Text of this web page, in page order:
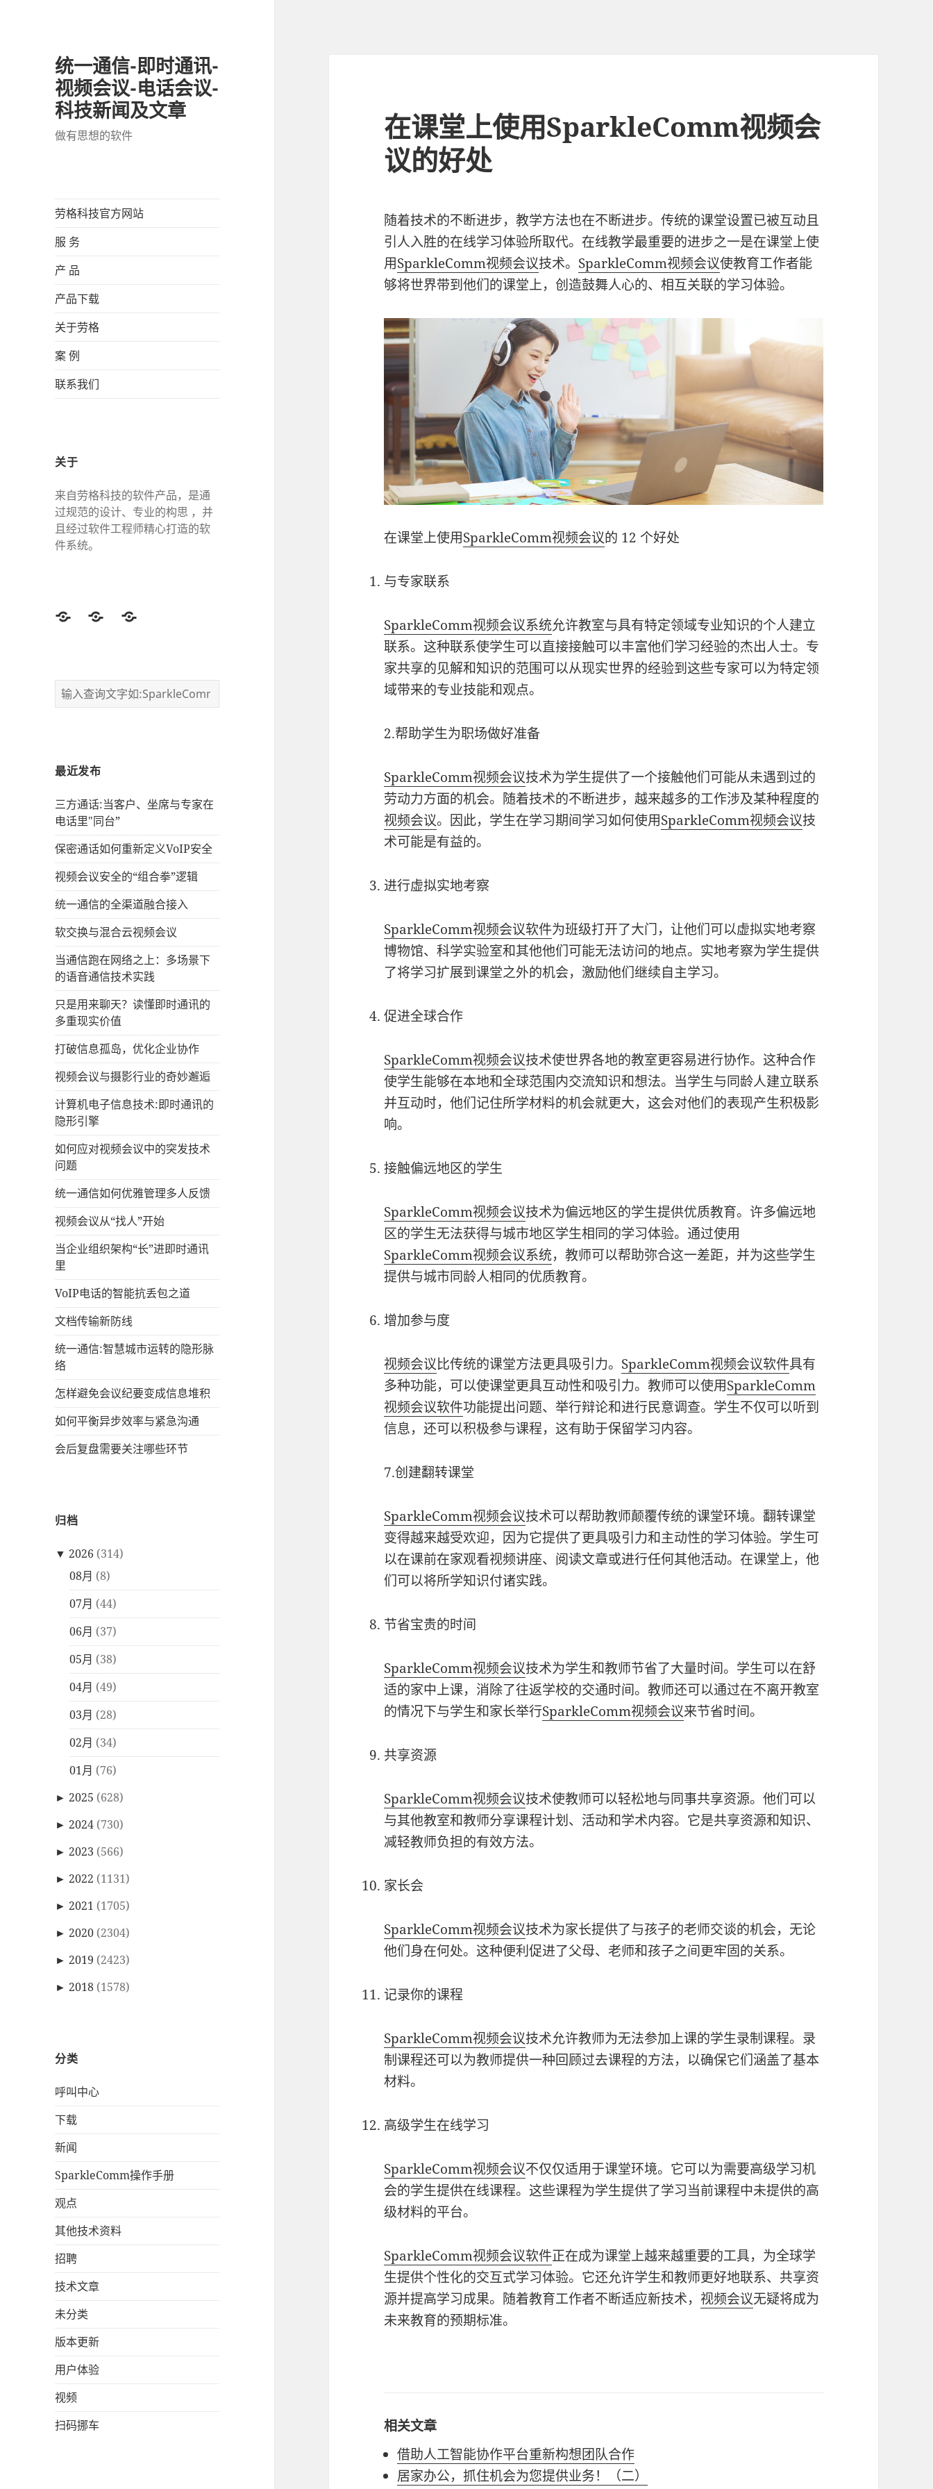
统一通信-即时通讯-
视频会议-电话会议-
科技新闻及文章
做有思想的软件
劳格科技官方网站
服 务
产 品
产品下载
关于劳格
案 例
联系我们
关于
来自劳格科技的软件产品，是通
过规范的设计、专业的构思 ，并
且经过软件工程师精心打造的软
件系统。
TwitterFacebookGoogle
最近发布
三方通话:当客户、坐席与专家在
电话里"同台”
保密通话如何重新定义VoIP安全
视频会议安全的“组合拳”逻辑
统一通信的‌全渠道融合接入
软交换与混合云视频会议
当通信跑在网络之上：多场景下
的语音通信技术实践
只是用来聊天？读懂即时通讯的
多重现实价值
打破信息孤岛，优化企业协作
视频会议与摄影行业的奇妙邂逅
计算机电子信息技术:即时通讯的
隐形引擎
如何应对视频会议中的突发技术
问题
统一通信如何优雅管理多人反馈
视频会议从“找人”开始
当企业组织架构“长”进即时通讯
里
VoIP电话的智能抗丢包之道
文档传输新防线
统一通信:智慧城市运转的隐形脉
络
怎样避免会议纪要变成信息堆积
如何平衡异步效率与紧急沟通
会后复盘需要关注哪些环节
归档
▼ 2026 (314)
08月 (8)
07月 (44)
06月 (37)
05月 (38)
04月 (49)
03月 (28)
02月 (34)
01月 (76)
► 2025 (628)
► 2024 (730)
► 2023 (566)
► 2022 (1131)
► 2021 (1705)
► 2020 (2304)
► 2019 (2423)
► 2018 (1578)
分类
呼叫中心
下载
新闻
SparkleComm操作手册
观点
其他技术资料
招聘
技术文章
未分类
版本更新
用户体验
视频
扫码挪车
在课堂上使用SparkleComm视频会
议的好处
随着技术的不断进步，教学方法也在不断进步。传统的课堂设置已被互动且
引人入胜的在线学习体验所取代。在线教学最重要的进步之一是在课堂上使
用SparkleComm视频会议技术。 SparkleComm视频会议使教育工作者能
够将世界带到他们的课堂上，创造鼓舞人心的、相互关联的学习体验。
在课堂上使用SparkleComm视频会议的 12 个好处
与专家联系
SparkleComm视频会议系统允许教室与具有特定领域专业知识的个人建立
联系。这种联系使学生可以直接接触可以丰富他们学习经验的杰出人士。专
家共享的见解和知识的范围可以从现实世界的经验到这些专家可以为特定领
域带来的专业技能和观点。
2.帮助学生为职场做好准备
SparkleComm视频会议技术为学生提供了一个接触他们可能从未遇到过的
劳动力方面的机会。随着技术的不断进步，越来越多的工作涉及某种程度的
视频会议。因此，学生在学习期间学习如何使用SparkleComm视频会议技
术可能是有益的。
进行虚拟实地考察
SparkleComm视频会议软件为班级打开了大门，让他们可以虚拟实地考察
博物馆、科学实验室和其他他们可能无法访问的地点。实地考察为学生提供
了将学习扩展到课堂之外的机会，激励他们继续自主学习。
促进全球合作
SparkleComm视频会议技术使世界各地的教室更容易进行协作。这种合作
使学生能够在本地和全球范围内交流知识和想法。当学生与同龄人建立联系
并互动时，他们记住所学材料的机会就更大，这会对他们的表现产生积极影
响。
接触偏远地区的学生
SparkleComm视频会议技术为偏远地区的学生提供优质教育。许多偏远地
区的学生无法获得与城市地区学生相同的学习体验。通过使用
SparkleComm视频会议系统，教师可以帮助弥合这一差距，并为这些学生
提供与城市同龄人相同的优质教育。
增加参与度
视频会议比传统的课堂方法更具吸引力。 SparkleComm视频会议软件具有
多种功能，可以使课堂更具互动性和吸引力。教师可以使用SparkleComm
视频会议软件功能提出问题、举行辩论和进行民意调查。学生不仅可以听到
信息，还可以积极参与课程，这有助于保留学习内容。
7.创建翻转课堂
SparkleComm视频会议技术可以帮助教师颠覆传统的课堂环境。翻转课堂
变得越来越受欢迎，因为它提供了更具吸引力和主动性的学习体验。学生可
以在课前在家观看视频讲座、阅读文章或进行任何其他活动。在课堂上，他
们可以将所学知识付诸实践。
节省宝贵的时间
SparkleComm视频会议技术为学生和教师节省了大量时间。学生可以在舒
适的家中上课，消除了往返学校的交通时间。教师还可以通过在不离开教室
的情况下与学生和家长举行SparkleComm视频会议来节省时间。
共享资源
SparkleComm视频会议技术使教师可以轻松地与同事共享资源。他们可以
与其他教室和教师分享课程计划、活动和学术内容。它是共享资源和知识、
减轻教师负担的有效方法。
家长会
SparkleComm视频会议技术为家长提供了与孩子的老师交谈的机会，无论
他们身在何处。这种便利促进了父母、老师和孩子之间更牢固的关系。
记录你的课程
SparkleComm视频会议技术允许教师为无法参加上课的学生录制课程。录
制课程还可以为教师提供一种回顾过去课程的方法，以确保它们涵盖了基本
材料。
高级学生在线学习
SparkleComm视频会议不仅仅适用于课堂环境。它可以为需要高级学习机
会的学生提供在线课程。这些课程为学生提供了学习当前课程中未提供的高
级材料的平台。
SparkleComm视频会议软件正在成为课堂上越来越重要的工具，为全球学
生提供个性化的交互式学习体验。它还允许学生和教师更好地联系、共享资
源并提高学习成果。随着教育工作者不断适应新技术， 视频会议无疑将成为
未来教育的预期标准。
相关文章
借助人工智能协作平台重新构想团队合作
居家办公，抓住机会为您提供业务！（二）